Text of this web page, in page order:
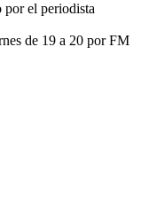
el periodista
de 19 a 20 por FM